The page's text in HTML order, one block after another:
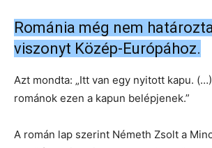
Románia még nem
viszonyt Közép-Európához.
Azt mondta: „Itt van egy nyitott kapu.
románok ezen a kapun belépjenek.”
A román lap szerint Németh Zsolt a